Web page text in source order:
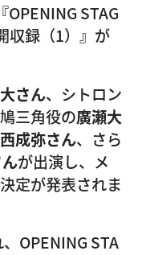
STAG
収録（1）』が
さん、シトロン
三角役の廣瀬大
成弥さん、さら
が出演し、メ
定が発表されま
OPENING STA